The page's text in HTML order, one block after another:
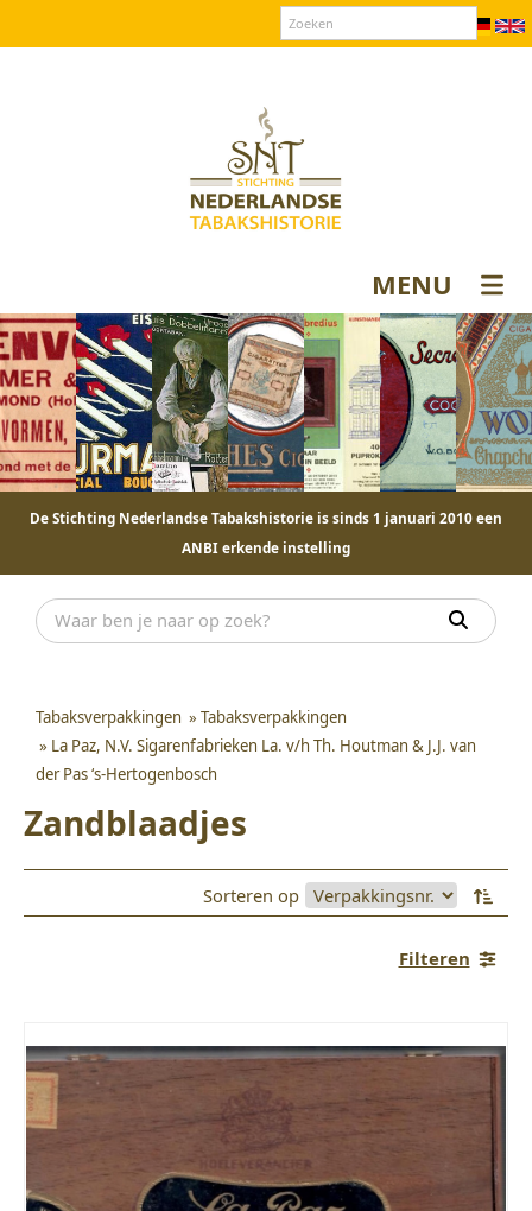
MENU
De Stichting Nederlandse Tabakshistorie is sinds 1 januari 2010 een
ANBI erkende instelling
Tabaksverpakkingen » Tabaksverpakkingen
» La Paz, N.V. Sigarenfabrieken La. v/h Th. Houtman & J.J. van
der Pas ‘s-Hertogenbosch
Zandblaadjes
Sorteren op
Filteren